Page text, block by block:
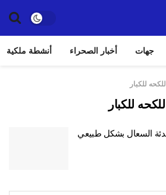
جهات أخبار الصحراء أنشطة ملكية
للكبار
للكبار
لتهدئة السعال بشكل طبيعي